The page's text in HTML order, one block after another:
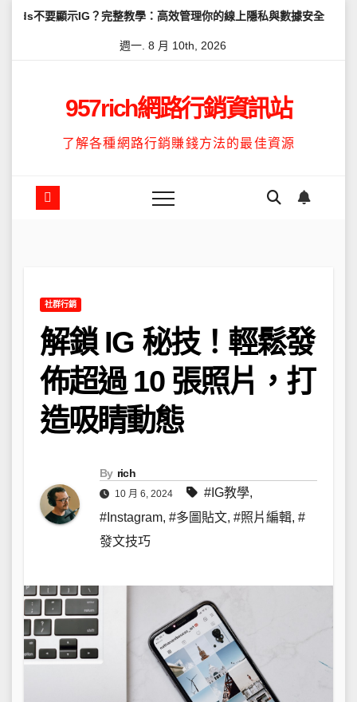
Skip
？完整教學：高效管理你的線上隱私與數據安全 怎麼讓
週一. 8 月 10th, 2026
957rich網路行銷資訊站
了解各種網路行銷賺錢方法的最佳資源
社群行銷
解鎖 IG 秘技！輕鬆發
佈超過 10 張照片，打
造吸睛動態
By rich
10 月 6, 2024 #IG教學,
#Instagram, #多圖貼文, #照片編輯, #
發文技巧